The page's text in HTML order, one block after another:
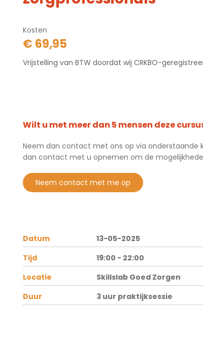
Kosten
€ 69,95
Vrijstelling van BTW doordat wij CRKBO-
Wilt u met meer dan 5 mensen deze
Neem dan contact met ons op via onderstaande
dan contact met u opnemen om de
neem contact met me op
Datum
13-05-2025
Tijd
19:00 - 22:00
Locatie
Skillslab Goed Zorgen
Duur
3 uur praktijksessie